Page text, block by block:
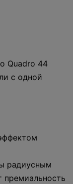
Quadro 44
с одной
радиусным
премиальность